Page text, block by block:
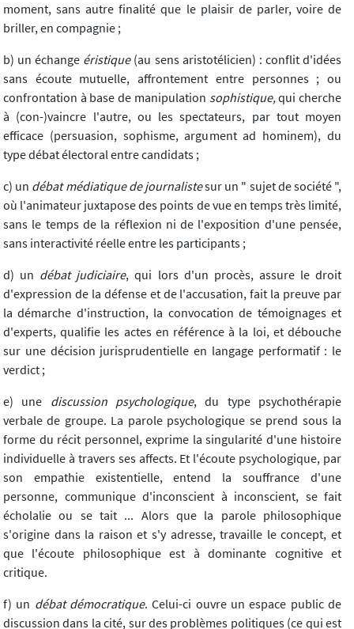
moment, sans autre finalité que le plaisir de parler, voire de
briller, en compagnie ;
b) un échange éristique(au sens aristotélicien) : conflit d'idées
sans écoute mutuelle, affrontement entre personnes ; ou
confrontation à base de manipulation sophistique,qui cherche
à (con-)vaincre l'autre, ou les spectateurs, par tout moyen
efficace (persuasion, sophisme, argument ad hominem), du
type débat électoral entre candidats ;
c) un débat médiatique de journalistesur un " sujet de société ",
où l'animateur juxtapose des points de vue en temps très limité,
sans le temps de la réflexion ni de l'exposition d'une pensée,
sans interactivité réelle entre les participants ;
d) un débat judiciaire, qui lors d'un procès, assure le droit
d'expression de la défense et de l'accusation, fait la preuve par
la démarche d'instruction, la convocation de témoignages et
d'experts, qualifie les actes en référence à la loi, et débouche
sur une décision jurisprudentielle en langage performatif : le
verdict ;
e) une discussion psychologique, du type psychothérapie
verbale de groupe. La parole psychologique se prend sous la
forme du récit personnel, exprime la singularité d'une histoire
individuelle à travers ses affects. Et l'écoute psychologique, par
son empathie existentielle, entend la souffrance d'une
personne, communique d'inconscient à inconscient, se fait
écholalie ou se tait ... Alors que la parole philosophique
s'origine dans la raison et s'y adresse, travaille le concept, et
que l'écoute philosophique est à dominante cognitive et
critique.
f) un débat démocratique. Celui-ci ouvre un espace public de
discussion dans la cité, sur des problèmes politiques (ce qui est